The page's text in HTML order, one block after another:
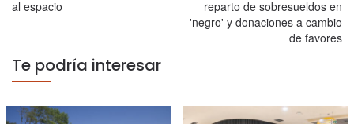
al espacio
reparto de sobresueldos en
'negro' y donaciones a cambio
de favores
Te podría interesar